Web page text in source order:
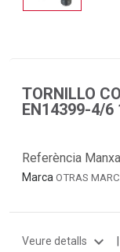
TORNILLO
EN14399-4/6
Referència
Marca OTRAS
Veure detalls expand_more |